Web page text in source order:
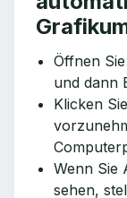
Öffnen
und dann
Klicken
Wenn Sie
sehen,